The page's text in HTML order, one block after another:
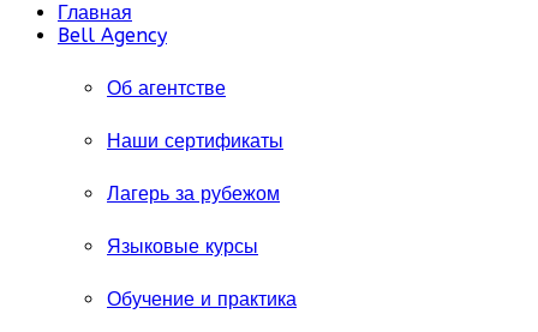
Главная
Bell Agency
Об агентстве
Наши сертификаты
Лагерь за рубежом
Языковые курсы
Обучение и практика